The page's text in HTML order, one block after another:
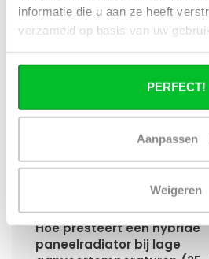
informatie die u aan ze heeft
verzameld op basis van uw
PERFECT!
Aanpassen
Weigeren
Hoe verschilt de
hybride paneelradiator ten
een standaard
Wat is het voordeel van
warmteboosters ten
radiatorventilatoren?
Waarom is een hybride
technisch geen convector?
Hoe presteert een hybride
paneelradiator bij lage